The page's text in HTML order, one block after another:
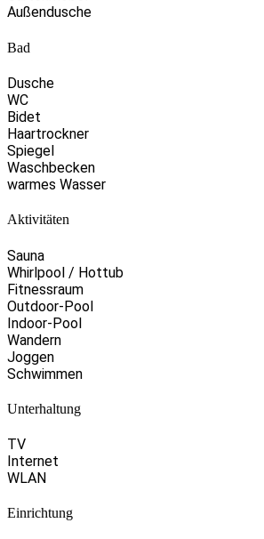
Außendusche
Bad
Dusche
WC
Bidet
Haartrockner
Spiegel
Waschbecken
warmes Wasser
Aktivitäten
Sauna
Whirlpool / Hottub
Fitnessraum
Outdoor-Pool
Indoor-Pool
Wandern
Joggen
Schwimmen
Unterhaltung
TV
Internet
WLAN
Einrichtung